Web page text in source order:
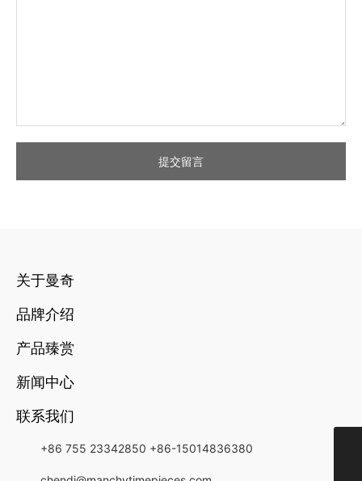
提交留言
关于曼奇
品牌介绍
产品臻赏
新闻中心
联系我们
+86 755 23342850 +86-15014836380